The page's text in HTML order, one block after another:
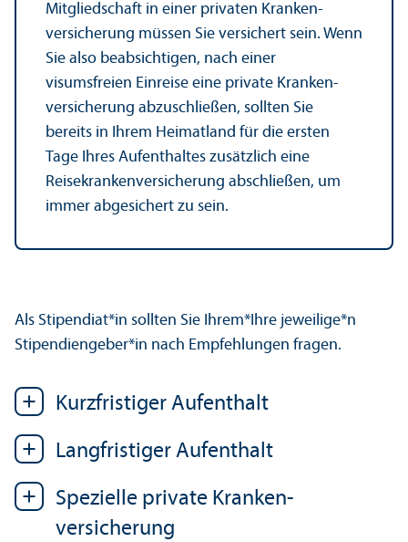
Mitgliedschaft in einer privaten Kranken­
versicherung müssen Sie versichert sein. Wenn
Sie also beabsichtigen, nach einer
visumsfreien Einreise eine private Kranken­
versicherung abzuschließen, sollten Sie
bereits in Ihrem Heimatland für die ersten
Tage Ihres Aufenthaltes zusätzlich eine
Reisekranken­versicherung abschließen, um
immer abgesichert zu sein.
Als Stipendiat*in sollten Sie Ihrem*Ihre jeweilige*n
Stipendiengeber*in nach Empfehlungen fragen.
Kurzfristiger Aufenthalt
Langfristiger Aufenthalt
Spezielle private Kranken­
versicherung